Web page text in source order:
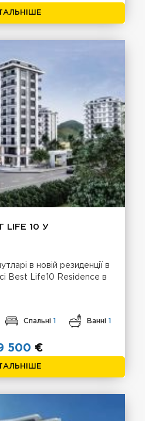
LIFE 10 У
в новій резиденції в
Best Life10 Residence в
Спальні 1 Ванні 1
500 €